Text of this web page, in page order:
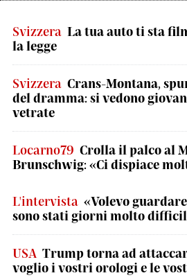
Svizzera La tua auto ti sta
la legge
Svizzera Crans-Montana,
del dramma: si vedono
vetrate
Locarno79 Crolla il palco al
Brunschwig: «Ci dispiace
L'intervista «Volevo
sono stati giorni molto
USA Trump torna ad
voglio i vostri orologi e le